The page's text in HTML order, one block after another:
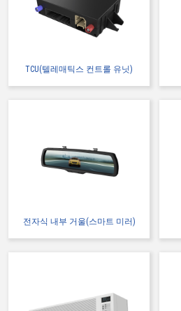
TCU(텔레매틱스 컨트롤 유닛)
전자식 내부 거울(스마트 미러)